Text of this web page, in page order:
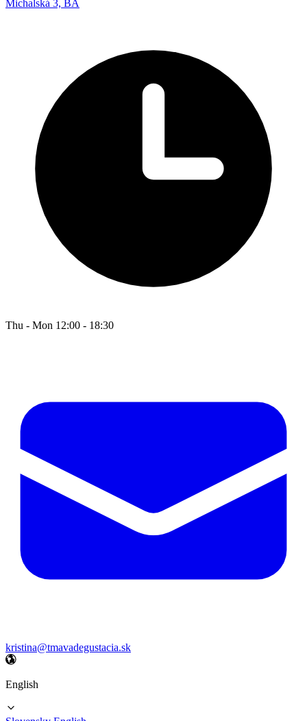
Michalská 3, BA
Thu - Mon 12:00 - 18:30
kristina@tmavadegustacia.sk
English